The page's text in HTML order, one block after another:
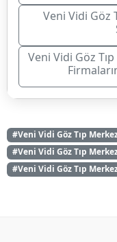
Veni Vidi Göz
Veni Vidi Göz
#Veni Vidi Göz Tıp
#Veni Vidi Göz Tıp
#Veni Vidi Göz Tıp